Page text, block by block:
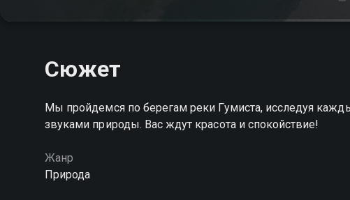
Сюжет
Мы пройдемся по берегам реки Гумиста, исследуя
звуками природы. Вас ждут красота и спокойствие!
Жанр
Природа